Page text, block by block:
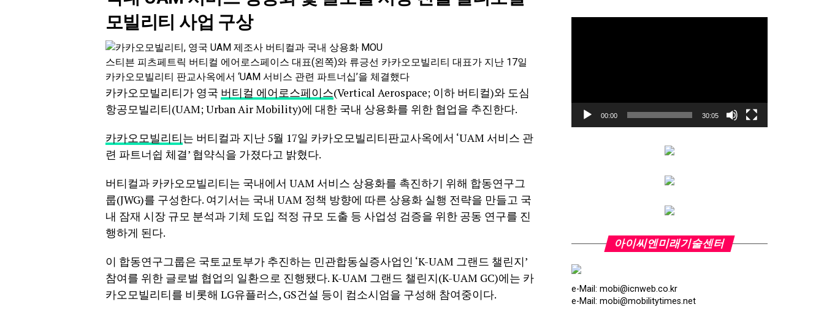
모빌리티 사업 구상
스티븐 피츠페트릭 버티컬 에어로스페이스 대표(왼쪽)와 류긍선 카카오모빌리티 대표가 지난 17일
카카오모빌리티 판교사옥에서 ‘UAM 서비스 관련 파트너십’을 체결했다
카카오모빌리티가 영국 버티컬 에어로스페이스(Vertical Aerospace; 이하 버티컬)와 도심
항공모빌리티(UAM; Urban Air Mobility)에 대한 국내 상용화를 위한 협업을 추진한다.
카카오모빌리티는 버티컬과 지난 5월 17일 카카오모빌리티판교사옥에서 ‘UAM 서비스 관
련 파트너쉽 체결’ 협약식을 가졌다고 밝혔다.
버티컬과 카카오모빌리티는 국내에서 UAM 서비스 상용화를 촉진하기 위해 합동연구그
룹(JWG)를 구성한다. 여기서는 국내 UAM 정책 방향에 따른 상용화 실행 전략을 만들고 국
내 잠재 시장 규모 분석과 기체 도입 적정 규모 도출 등 사업성 검증을 위한 공동 연구를 진
행하게 된다.
이 합동연구그룹은 국토교토부가 추진하는 민관합동실증사업인 ‘K-UAM 그랜드 챌린지’
참여를 위한 글로벌 협업의 일환으로 진행됐다. K-UAM 그랜드 챌린지(K-UAM GC)에는 카
카오모빌리티를 비롯해 LG유플러스, GS건설 등이 컴소시엄을 구성해 참여중이다.
동
00:00 30:05
아이씨엔미래기술센터
e-Mail: mobi@icnweb.co.kr
e-Mail: mobi@mobilitytimes.net